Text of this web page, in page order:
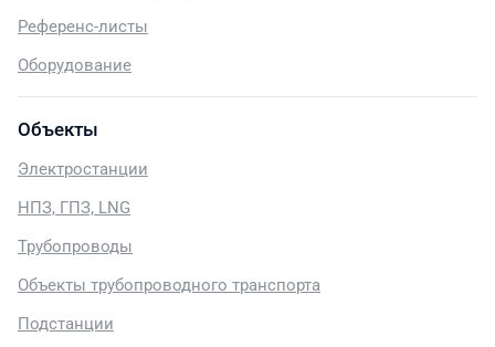
Референс-листы
Оборудование
Объекты
Электростанции
НПЗ, ГПЗ, LNG
Трубопроводы
Объекты трубопроводного транспорта
Подстанции